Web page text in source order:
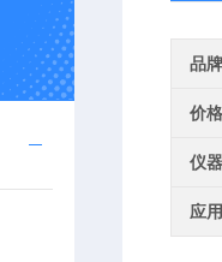
品牌
价
仪
应